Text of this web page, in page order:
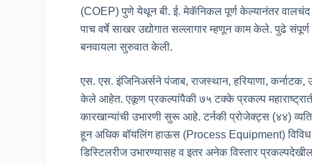
(COEP) पुणे येथून बी. ई. मेकॅनिकल पूर्ण केल्यानंतर वालचंद
पाच वर्षे साखर उद्योगात सल्लागार म्हणून काम केले. पुढे
बनवायला सुरुवात केली.
एस. एस. इंजिनिअर्सने पंजाब, राजस्थान, हरियाणा,
केले आहेत. एकूण प्रकल्पांपैकी ७५ टक्के प्रकल्प
कारखान्यांची उभारणी सुरू आहे. टर्नकी प्रोजेक्ट्स (४४)
हून अधिक बॉयलिंग हाऊस (Process Equipment)
डिस्टिलरीज उभारण्यासह व इतर अनेक विस्तार